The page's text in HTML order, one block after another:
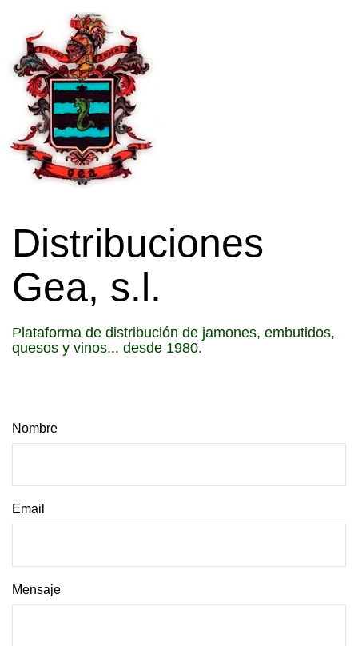
Distribuciones
Gea, s.l.
Plataforma de distribución de jamones, embutidos,
quesos y vinos... desde 1980.
Nombre
Email
Mensaje